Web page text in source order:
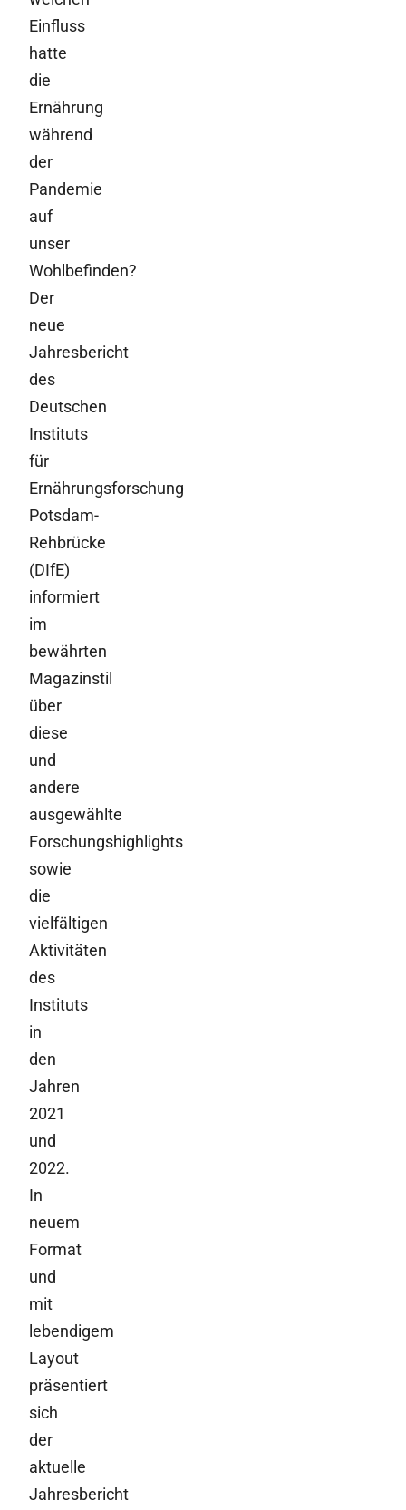
Einfluss
hatte
die
Ernährung
während
der
Pandemie
auf
unser
Wohlbefinden?
Der
neue
Jahresbericht
des
Deutschen
Instituts
für
Ernährungsforschung
Potsdam-
Rehbrücke
(DIfE)
informiert
im
bewährten
Magazinstil
über
diese
und
andere
ausgewählte
Forschungshighlights
sowie
die
vielfältigen
Aktivitäten
des
Instituts
in
den
Jahren
2021
und
2022.
In
neuem
Format
und
mit
lebendigem
Layout
präsentiert
sich
der
aktuelle
Jahresbericht